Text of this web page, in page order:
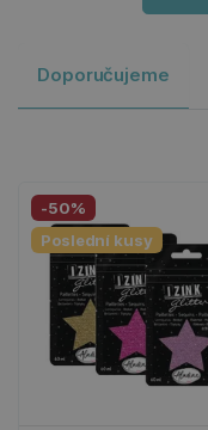
Doporučujeme
-50%
Poslední kusy